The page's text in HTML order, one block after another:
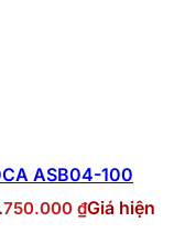
ASB04-100
750.000 ₫Giá hiện